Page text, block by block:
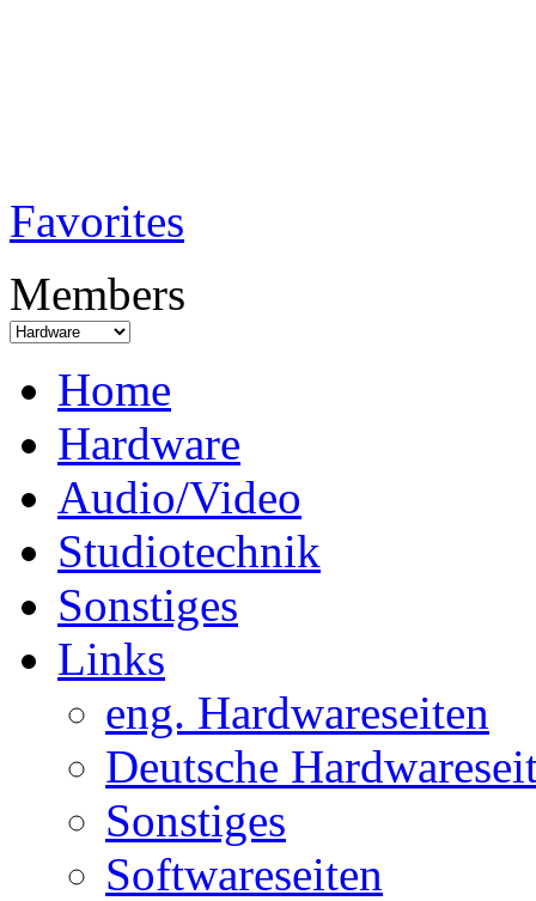
Favorites
Members
Home
Hardware
Audio/Video
Studiotechnik
Sonstiges
Links
eng. Hardwareseiten
Deutsche
Sonstiges
Softwareseiten